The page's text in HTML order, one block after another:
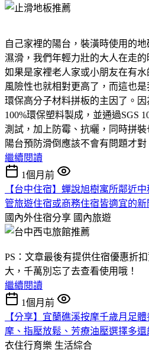
自己家裡的陽台，裝潢時使用的
濕滑，我們年輕力壯的大人在走的
如果是家裡老人家或小朋友在有
風險性也就相對更高了，而這也
環保高分子材料拼板的主因了。
100%環保塑料製成，並通過SGS
測試，加上防霉、抗曬，同時拼
陽台預防滑倒應該不會有問題才對
繼續閱讀
1個月前
【台中住宿】蟬說旭樹寓所鄰近
管旅遊住宿或商務住宿皆適宜的
國內外住宿分享 國內旅遊
PS：文章最後有提供住宿優惠折
大，千萬別忘了去查看使用哦！
繼續閱讀
1個月前
【分享】宜蘭礁溪按摩千歲月足
摩、指壓放鬆、芳療油壓選擇多
衣住行育樂 生活綜合